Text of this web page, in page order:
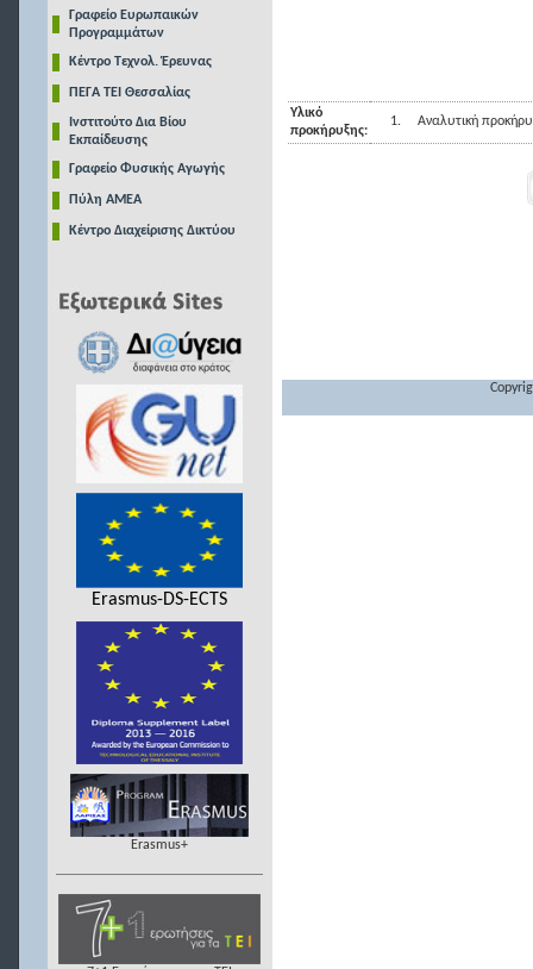
Γραφείο Ευρωπαικών
Προγραμμάτων
Κέντρο Τεχνολ. Έρευνας
ΠΕΓΑ ΤΕΙ Θεσσαλίας
Ινστιτούτο Δια Βίου
Εκπαίδευσης
Γραφείο Φυσικής Αγωγής
Πύλη ΑΜΕΑ
Κέντρο Διαχείρισης Δικτύου
Erasmus-DS-ECTS
Erasmus+
Υλικό
προκήρυξης:
1. Αναλυτική